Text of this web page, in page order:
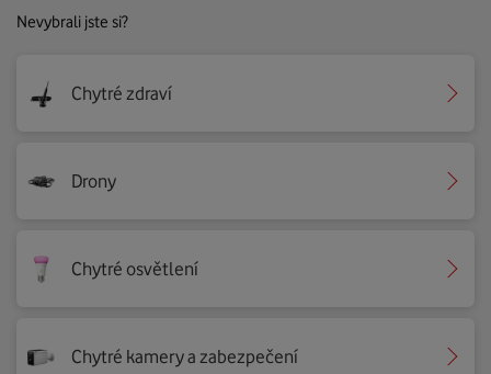
Nevybrali jste si?
Chytré zdraví
Drony
Chytré osvětlení
Chytré kamery a zabezpečení